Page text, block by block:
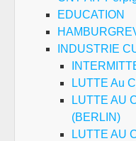
EDUCATION
INDUSTRIE
LUTTE Au
LUTTE AU
(BERLIN)
LUTTE AU